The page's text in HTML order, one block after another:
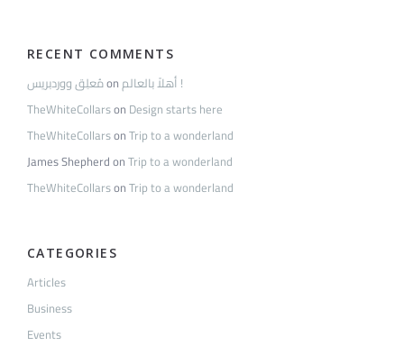
RECENT COMMENTS
مُعلِق ووردبريسon
أهلاً بالعالم !
TheWhiteCollarson Design starts here
TheWhiteCollarsonTrip to a wonderland
James ShepherdonTrip to a wonderland
TheWhiteCollarsonTrip to a wonderland
CATEGORIES
Articles
Business
Events